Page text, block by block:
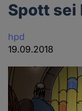
Spott sei
hpd
19.09.2018